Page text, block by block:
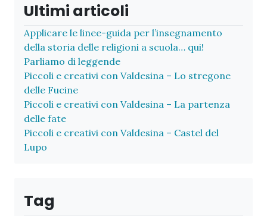
Ultimi articoli
Applicare le linee-guida per l’insegnamento
della storia delle religioni a scuola… qui!
Parliamo di leggende
Piccoli e creativi con Valdesina – Lo stregone
delle Fucine
Piccoli e creativi con Valdesina – La partenza
delle fate
Piccoli e creativi con Valdesina – Castel del
Lupo
Tag